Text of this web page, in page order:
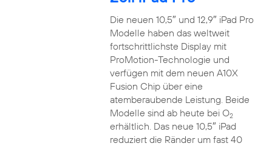
Die neuen 10,5″ und 12,9″ iPad Pro
Modelle haben das weltweit
fortschrittlichste Display mit
ProMotion-Technologie und
verfügen mit dem neuen A10X
Fusion Chip über eine
atemberaubende Leistung. Beide
Modelle sind ab heute bei O2
erhältlich. Das neue 10,5″ iPad
reduziert die Ränder um fast 40